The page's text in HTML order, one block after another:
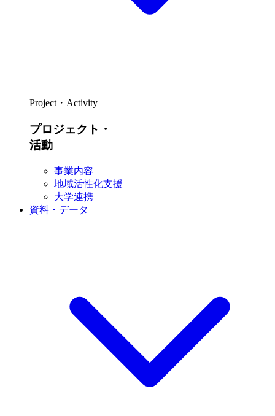
Project・Activity
プロジェクト・
活動
事業内容
地域活性化支援
大学連携
資料・データ